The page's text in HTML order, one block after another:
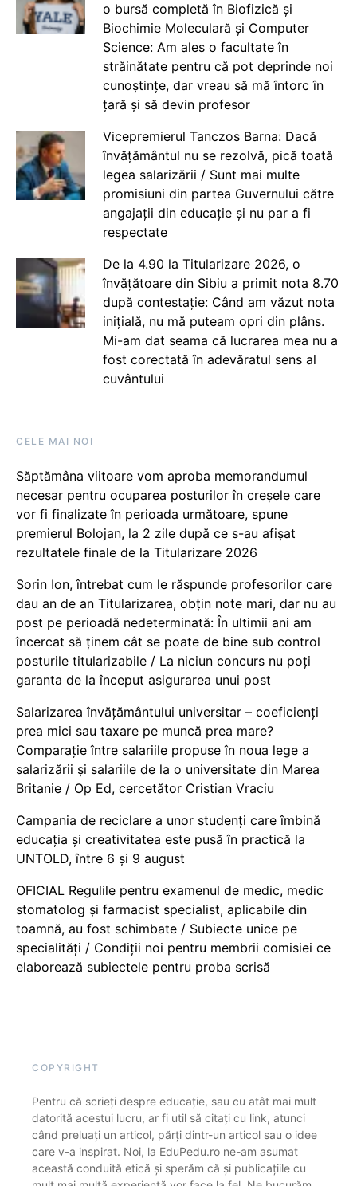
o bursă completă în Biofizică și
Biochimie Moleculară și Computer
Science: Am ales o facultate în
străinătate pentru că pot deprinde noi
cunoștințe, dar vreau să mă întorc în
țară și să devin profesor
Vicepremierul Tanczos Barna: Dacă
învățământul nu se rezolvă, pică toată
legea salarizării / Sunt mai multe
promisiuni din partea Guvernului către
angajații din educație și nu par a fi
respectate
De la 4.90 la Titularizare 2026, o
învățătoare din Sibiu a primit nota 8.70
după contestație: Când am văzut nota
inițială, nu mă puteam opri din plâns.
Mi-am dat seama că lucrarea mea nu a
fost corectată în adevăratul sens al
cuvântului
CELE MAI NOI
Săptămâna viitoare vom aproba memorandumul
necesar pentru ocuparea posturilor în creșele care
vor fi finalizate în perioada următoare, spune
premierul Bolojan, la 2 zile după ce s-au afișat
rezultatele finale de la Titularizare 2026
Sorin Ion, întrebat cum le răspunde profesorilor care
dau an de an Titularizarea, obțin note mari, dar nu au
post pe perioadă nedeterminată: În ultimii ani am
încercat să ținem cât se poate de bine sub control
posturile titularizabile / La niciun concurs nu poți
garanta de la început asigurarea unui post
Salarizarea învățământului universitar – coeficienți
prea mici sau taxare pe muncă prea mare?
Comparație între salariile propuse în noua lege a
salarizării și salariile de la o universitate din Marea
Britanie / Op Ed, cercetător Cristian Vraciu
Campania de reciclare a unor studenți care îmbină
educația și creativitatea este pusă în practică la
UNTOLD, între 6 și 9 august
OFICIAL Regulile pentru examenul de medic, medic
stomatolog și farmacist specialist, aplicabile din
toamnă, au fost schimbate / Subiecte unice pe
specialități / Condiții noi pentru membrii comisiei ce
elaborează subiectele pentru proba scrisă
COPYRIGHT
Pentru că scrieți despre educație, sau cu atât mai mult
datorită acestui lucru, ar fi util să citați cu link, atunci
când preluați un articol, părți dintr-un articol sau o idee
care v-a inspirat. Noi, la EduPedu.ro ne-am asumat
această conduită etică și sperăm că și publicațiile cu